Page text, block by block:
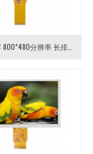
7寸液晶屏 800*480分辨率 长排RGB接口